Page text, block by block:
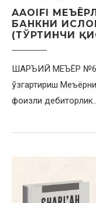
AAOIFI
БАНКНИ
(ТЎРТИНЧИ
ШАРЪИЙ МЕЪЁР
ўзгартириш
фоизли